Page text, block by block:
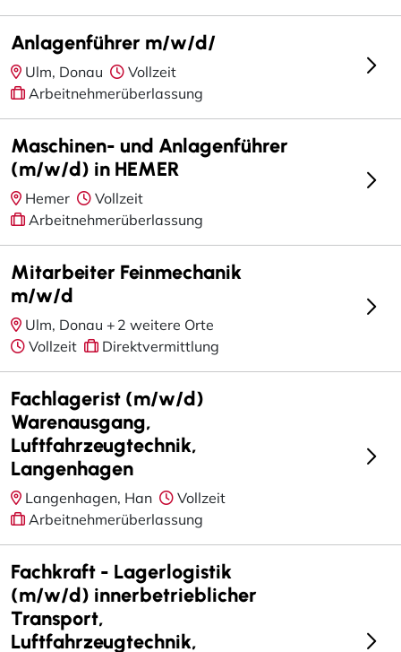
Anlagenführer m/w/d/
Ulm, Donau
Vollzeit
Arbeitnehmerüberlassung
Maschinen- und Anlagenführer
(m/w/d) in HEMER
Hemer
Vollzeit
Arbeitnehmerüberlassung
Mitarbeiter Feinmechanik
m/w/d
Ulm, Donau + 2 weitere Orte
Vollzeit
Direktvermittlung
Fachlagerist (m/w/d)
Warenausgang,
Luftfahrzeugtechnik,
Langenhagen
Langenhagen, Han
Vollzeit
Arbeitnehmerüberlassung
Fachkraft - Lagerlogistik
(m/w/d) innerbetrieblicher
Transport,
Luftfahrzeugtechnik,